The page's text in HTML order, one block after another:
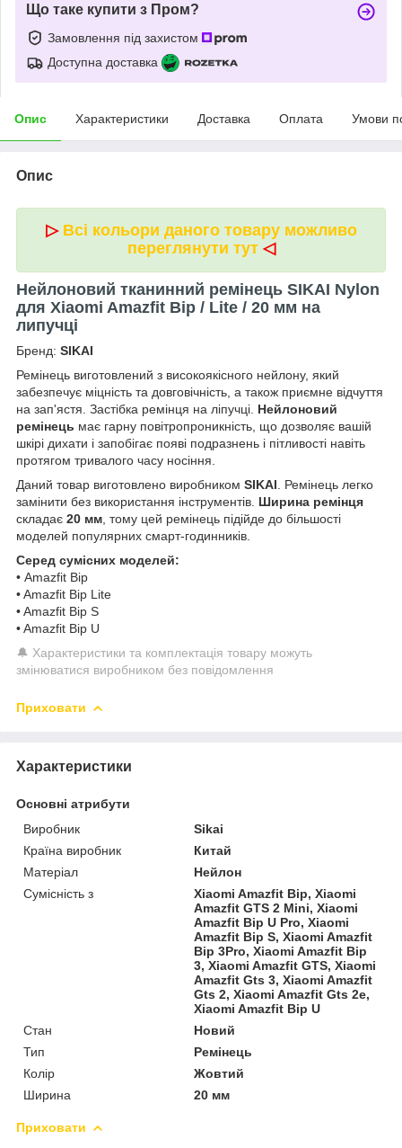
Що таке купити з Пром?
Замовлення під захистом
Доступна доставка
Опис Характеристики Доставка Оплата Умови
Опис
▷ Всі кольори даного товару можливо
переглянути тут◁
Нейлоновий тканинний ремінець SIKAI Nylon
для Xiaomi Amazfit Bip / Lite / 20 мм на
липучці
Бренд: SIKAI
Ремінець виготовлений з високоякісного нейлону, який
забезпечує міцність та довговічність, а також приємне відчуття
на зап'ястя. Застібка ремінця на ліпучці. Нейлоновий
ремінець має гарну повітропроникність, що дозволяє вашій
шкірі дихати і запобігає появі подразнень і пітливості навіть
протягом тривалого часу носіння.
Даний товар виготовлено виробником SIKAI . Ремінець легко
замінити без використання інструментів. Ширина ремінця
складає 20 мм , тому цей ремінець підійде до більшості
моделей популярних смарт-годинників.
Серед сумісних моделей:
• Amazfit Bip
• Amazfit Bip Lite
• Amazfit Bip S
• Amazfit Bip U
🔔 Характеристики та комплектація товару можуть
змінюватися виробником без повідомлення
Приховати
Характеристики
Основні атрибути
Виробник
Sikai
Країна виробник
Китай
Матеріал
Нейлон
Сумісність з
Xiaomi Amazfit Bip, Xiaomi
Amazfit GTS 2 Mini, Xiaomi
Amazfit Bip U Pro, Xiaomi
Amazfit Bip S, Xiaomi Amazfit
Bip 3Pro, Xiaomi Amazfit Bip
3, Xiaomi Amazfit GTS, Xiaomi
Amazfit Gts 3, Xiaomi Amazfit
Gts 2, Xiaomi Amazfit Gts 2e,
Xiaomi Amazfit Bip U
Стан
Новий
Тип
Ремінець
Колір
Жовтий
Ширина
20 мм
Приховати